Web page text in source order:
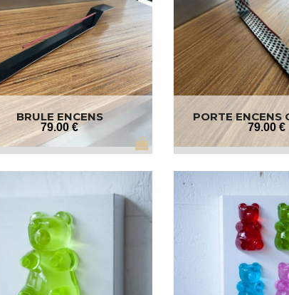
BRULE ENCENS
79.00 €
PORTE ENCENS
79.00 €